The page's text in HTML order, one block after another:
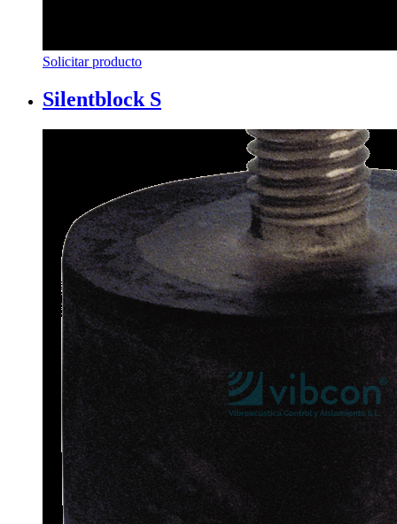
Solicitar producto
Silentblock S